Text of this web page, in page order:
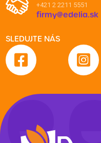
+421 2 2211 5551
firmy@edelia.sk
SLEDUJTE NÁS